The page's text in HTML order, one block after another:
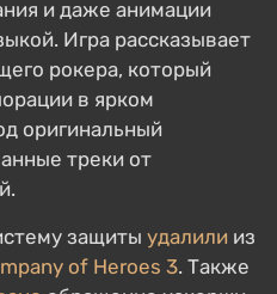
и даже анимации
Игра рассказывает
рокера, который
в ярком
оригинальный
треки от
защиты удалили из
of Heroes 3. Также